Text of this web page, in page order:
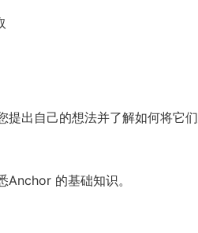
提出自己的想法并了解如何将它
Anchor 的基础知识。